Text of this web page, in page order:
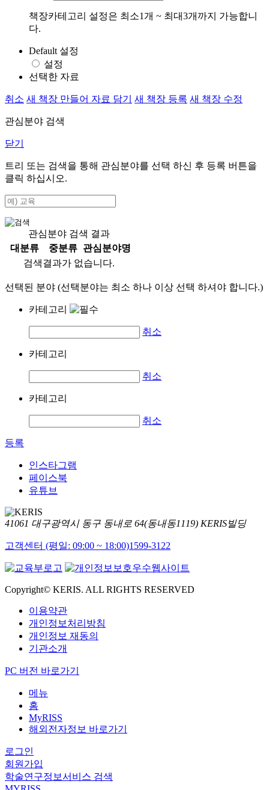
책장카테고리 설정은 최소1개 ~ 최대3개까지 가능합니
다.
Default 설정
설정
선택한 자료
취소 새 책장 만들어 자료 담기 새 책장 등록 새 책장 수정
관심분야 검색
닫기
트리 또는 검색을 통해 관심분야를 선택 하신 후 등록 버튼을
클릭 하십시오.
관심분야 검색 결과
대분류
중분류
관심분야명
검색결과가 없습니다.
선택된 분야 (선택분야는 최소 하나 이상 선택 하셔야 합니다.)
카테고리
취소
카테고리
취소
카테고리
취소
등록
인스타그램
페이스북
유튜브
41061 대구광역시 동구 동내로 64(동내동1119) KERIS빌딩
고객센터 (평일: 09:00 ~ 18:00)1599-3122
Copyright© KERIS. ALL RIGHTS RESERVED
이용약관
개인정보처리방침
개인정보 재동의
기관소개
PC 버전 바로가기
메뉴
홈
MyRISS
해외전자정보 바로가기
로그인
회원가입
학술연구정보서비스 검색